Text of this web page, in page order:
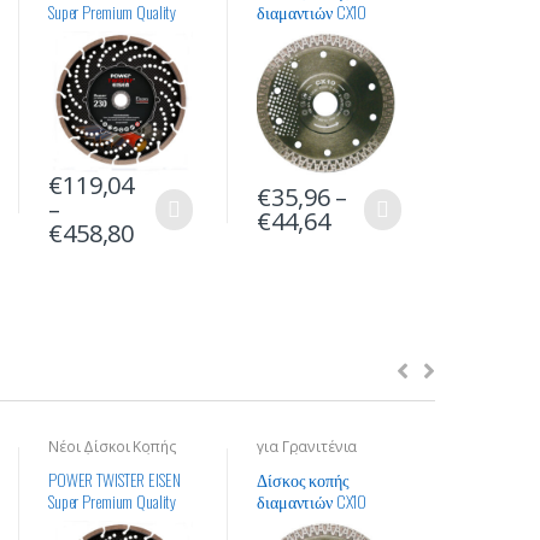
Super Premium Quality
€119,04
–
€458,80
διαμαντιών CX10
€35,96–
€44,64
Νέοι Δίσκοι Κοπής
Τιτανίου για Σίδερα,
Σκυρόδεμα και
Σκληρά Υλικά
POWER TWISTER EISEN
Super Premium Quality
για Γρανιτένια
Πλακάκια
Δίσκος κοπής
διαμαντιών CX10